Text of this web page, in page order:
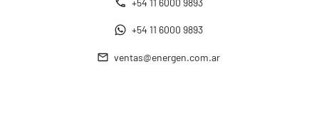
+54 11 6000 9893
+54 11 6000 9893
ventas@energen.com.ar